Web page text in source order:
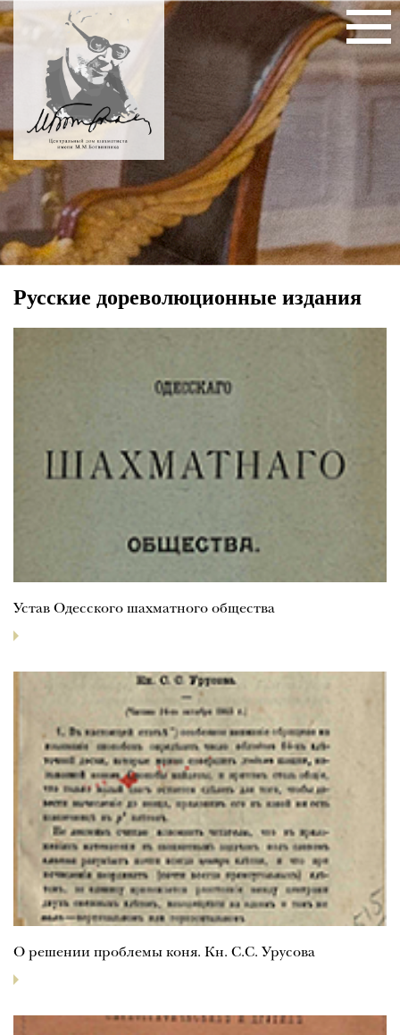
Русские дореволюционные издания
Устав Одесского шахматного общества
О решении проблемы коня. Кн. С.С. Урусова